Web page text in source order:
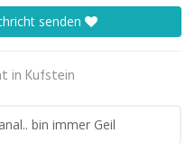
senden
in Kufstein
bin immer Geil